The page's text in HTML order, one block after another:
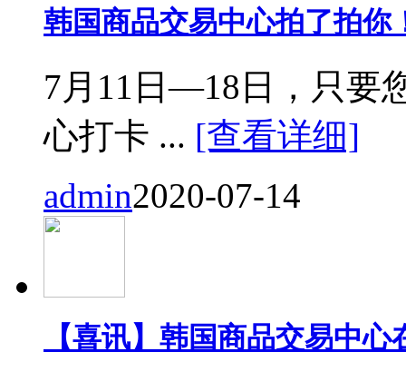
韩国商品交易中心拍了拍你
7月11日—18日，只要
心打卡 ... [查看详细]
admin2020-07-14
【喜讯】韩国商品交易中